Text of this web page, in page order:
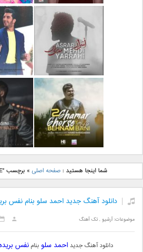
دانلود آهنگ جدید رضا
بهرام بنام نگار
دانلود
دانلود آهنگ جدید مهدی
یراحی بنام اسرار
دانلود
فرزین
دانلود آهنگ جدید بهنام
بانی بنام قرص قمر 2
دانلود
یاسینی
شما اینجا هستید :صفحه اصلی »برچسب "NAFAS BORIDE"
دانلود آهنگ جدید احمد سلو بنام نفس
موضوعات:آرشیو ,تک آهنگ
دانلود آهنگ جدید احمد سلوبنامنفس